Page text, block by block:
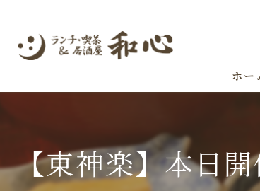
ホー
【東神楽】本日